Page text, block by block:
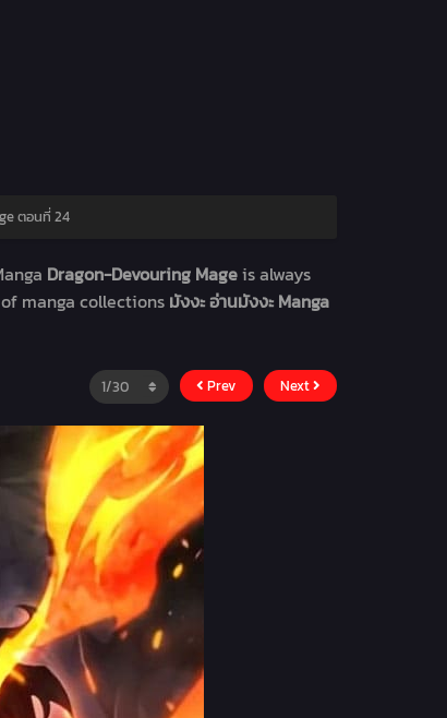
ตอนที่ 24
Dragon-Devouring Mageis always
manga collections มังงะ อ่านมังงะ Manga
Prev Next